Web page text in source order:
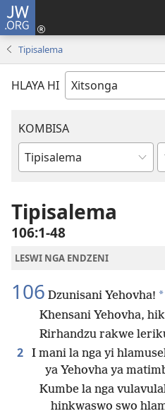
JW.ORG
Tipisalema
HLAYA HI
KOMBISA
Bible
Tipisalema
106:1-48
LESWI NGA ENDZENI
106 Dzunisani Yehovha! *
Khensani Yehovha,
Rirhandzu rakwe
2
I mani la nga yi
ya Yehovha ya
Kumbe la nga
hinkwaswo swo